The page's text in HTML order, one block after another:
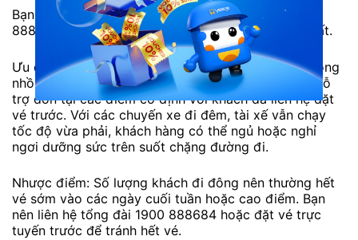
Bạn có thể liên hệ tổng đài 1900 888684 – 1900
888843 để được nhân viên hỗ trợ đặt vé nhanh nhất.
Ưu điểm: Đội ngũ tài xế tận tâm, lái xe an toàn, không
nhồi nhét khách, không bắt khách dọc đường, chỉ hỗ
trợ đón tại các điểm cố định với khách đã liên hệ đặt
vé trước. Với các chuyến xe đi đêm, tài xế vẫn chạy
tốc độ vừa phải, khách hàng có thể ngủ hoặc nghỉ
ngơi dưỡng sức trên suốt chặng đường đi.
Nhược điểm: Số lượng khách đi đông nên thường hết
vé sớm vào các ngày cuối tuần hoặc cao điểm. Bạn
nên liên hệ tổng đài 1900 888684 hoặc đặt vé trực
tuyến trước để tránh hết vé.